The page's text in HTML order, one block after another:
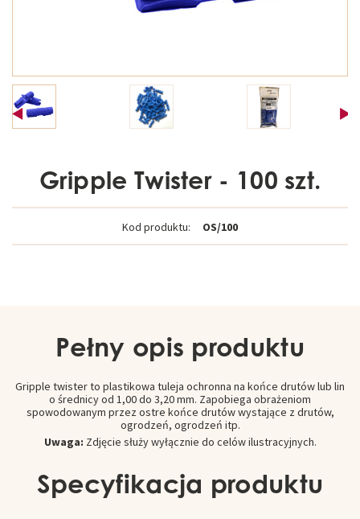
Gripple Twister - 100 szt.
Kod produktu: OS/100
Pełny opis produktu
Gripple twister to plastikowa tuleja ochronna na końce drutów lub lin
o średnicy od 1,00 do 3,20 mm. Zapobiega obrażeniom
spowodowanym przez ostre końce drutów wystające z drutów,
ogrodzeń, ogrodzeń itp.
Uwaga: Zdjęcie służy wyłącznie do celów ilustracyjnych.
Specyfikacja produktu